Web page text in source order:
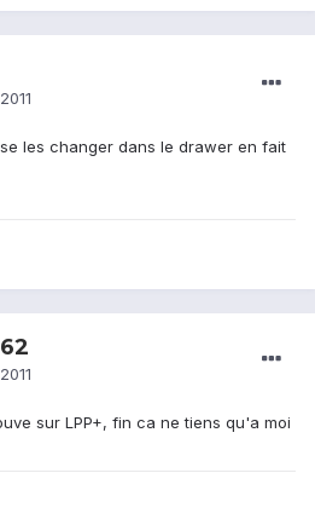
les changer dans le drawer en fait
sur LPP+, fin ca ne tiens qu'a moi